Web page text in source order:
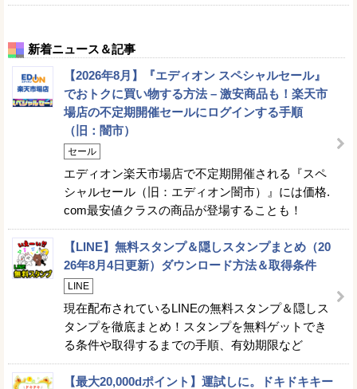
新着ニュース＆記事
【2026年8月】『エディオン スペシャルセール』
でおトクに買い物する方法 – 激安商品も！楽天市
場店の不定期開催セールにログインする手順
（旧：闇市）
セール
エディオン楽天市場店で不定期開催される『スペ
シャルセール（旧：エディオン闇市）』には価格.
com最安値クラスの商品が登場することも！
【LINE】無料スタンプ＆隠しスタンプまとめ（20
26年8月4日更新）ダウンロード方法＆取得条件
LINE
現在配布されているLINEの無料スタンプ＆隠しス
タンプを徹底まとめ！スタンプを無料ゲットでき
る条件や取得するまでの手順、有効期限など
【最大20,000dポイント】運試しに。ドキドキキー